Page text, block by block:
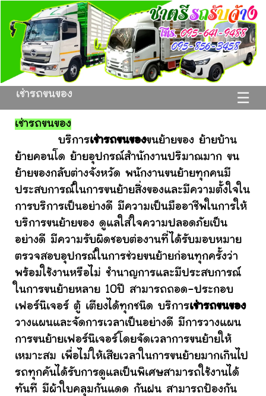
☰
เช่ารถขนของ
เช่ารถขนของ
บริการเช่ารถขนของขนย้ายของ ย้ายบ้าน
ย้ายคอนโด ย้ายอุปกรณ์สำนักงานปริมาณมาก ขน
ย้ายของกลับต่างจังหวัด พนักงานขนย้ายทุกคนมี
ประสบการณ์ในการขนย้ายสิ่งของและมีความตั้งใจใน
การบริการเป็นอย่างดี มีความเป็นมืออาชีพในการให้
บริการขนย้ายของ ดูแลใส่ใจความปลอดภัยเป็น
อย่างดี มีความรับผิดชอบต่องานที่ได้รับมอบหมาย
ตรวจสอบอุปกรณ์ในการช่วยขนย้ายก่อนทุกครั้งว่า
พร้อมใช้งานหรือไม่ ชำนาญการและมีประสบการณ์
ในการขนย้ายหลาย 10ปี สามารถถอด-ประกอบ
เฟอร์นิเจอร์ ตู้ เตียงได้ทุกชนิด บริการเช่ารถขนของ
วางแผนและจัดการเวลาเป็นอย่างดี มีการวางแผน
การขนย้ายเฟอร์นิเจอร์โดยจัดเวลาการขนย้ายให้
เหมาะสม เพื่อไม่ให้เสียเวลาในการขนย้ายมากเกินไป
รถทุกคันได้รับการดูแลเป็นพิเศษสามารถใช้งานได้
ทันที มีผ้าใบคลุมกันแดด กันฝน สามารถป้องกัน